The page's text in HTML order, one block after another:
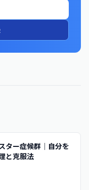
ター症候群｜自分を
と克服法